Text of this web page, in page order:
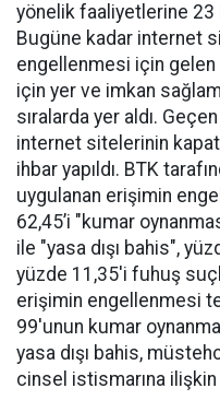
yönelik faaliyetlerine 23
Bugüne kadar internet
engellenmesi için gelen
için yer ve imkan
sıralarda yer aldı.
internet sitelerinin
ihbar yapıldı. BTK
uygulanan erişimin
62,45’i "kumar
ile "yasa dışı bahis",
yüzde 11,35'i fuhuş
erişimin engellenmesi
99'unun kumar
yasa dışı bahis,
cinsel istismarına